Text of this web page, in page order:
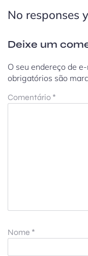
No responses
Deixe um
O seu endereço de
obrigatórios são
Comentário *
Nome *